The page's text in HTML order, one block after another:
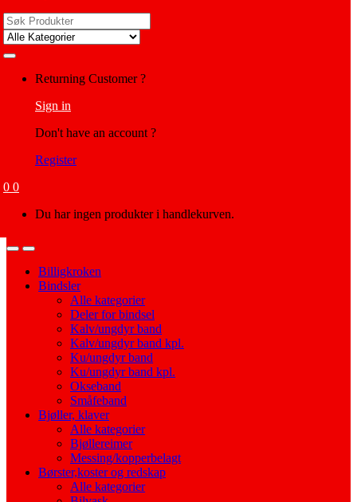
Search
for:
Returning Customer ?
Sign in
Don't have an account ?
Register
0 0
Du har ingen produkter i handlekurven.
OpenClose
Billigkroken
Bindsler
Alle kategorier
Deler for bindsel
Kalv/ungdyr band
Kalv/ungdyr band kpl.
Ku/ungdyr band
Ku/ungdyr band kpl.
Okseband
Småfeband
Bjøller, klaver
Alle kategorier
Bjøllereimer
Messing/kopperbelagt
Børster,koster og redskap
Alle kategorier